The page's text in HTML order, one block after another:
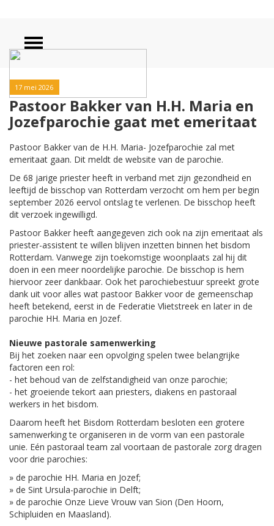
17 mei 2026
Pastoor Bakker van H.H. Maria en
Jozefparochie gaat met emeritaat
Pastoor Bakker van de H.H. Maria- Jozefparochie zal met
emeritaat gaan. Dit meldt de website van de parochie.
De 68 jarige priester heeft in verband met zijn gezondheid en
leeftijd de bisschop van Rotterdam verzocht om hem per begin
september 2026 eervol ontslag te verlenen. De bisschop heeft
dit verzoek ingewilligd.
Pastoor Bakker heeft aangegeven zich ook na zijn emeritaat als
priester-assistent te willen blijven inzetten binnen het bisdom
Rotterdam. Vanwege zijn toekomstige woonplaats zal hij dit
doen in een meer noordelijke parochie. De bisschop is hem
hiervoor zeer dankbaar. Ook het parochiebestuur spreekt grote
dank uit voor alles wat pastoor Bakker voor de gemeenschap
heeft betekend, eerst in de Federatie Vlietstreek en later in de
parochie HH. Maria en Jozef.
Nieuwe pastorale samenwerking
Bij het zoeken naar een opvolging spelen twee belangrijke
factoren een rol:
- het behoud van de zelfstandigheid van onze parochie;
- het groeiende tekort aan priesters, diakens en pastoraal
werkers in het bisdom.
Daarom heeft het Bisdom Rotterdam besloten een grotere
samenwerking te organiseren in de vorm van een pastorale
unie. Eén pastoraal team zal voortaan de pastorale zorg dragen
voor drie parochies:
» de parochie HH. Maria en Jozef;
» de Sint Ursula-parochie in Delft;
» de parochie Onze Lieve Vrouw van Sion (Den Hoorn,
Schipluiden en Maasland).